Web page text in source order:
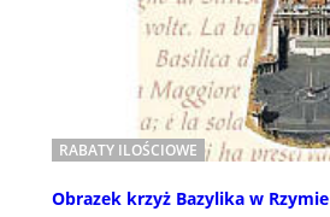
RABATY ILOŚCIOWE
Obrazek krzyż Bazylika w Rzymie